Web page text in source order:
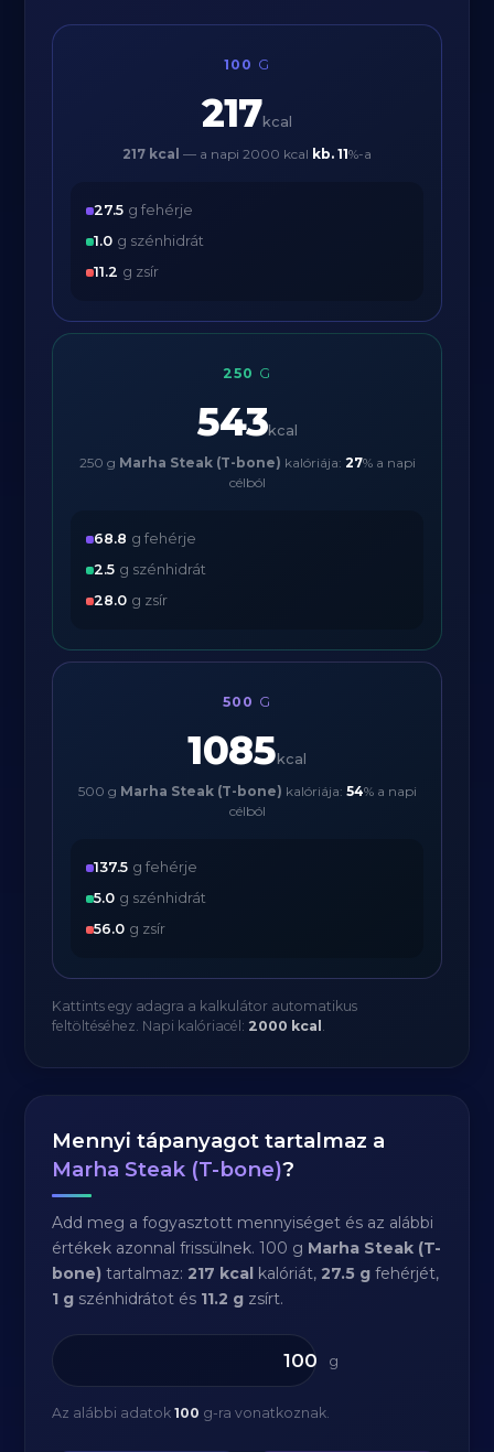
100 G
217kcal
217 kcal — a napi 2000 kcal kb. 11%-a
27.5 g fehérje
1.0 g szénhidrát
11.2 g zsír
250 G
543kcal
250 g Marha Steak (T-bone) kalóriája: 27% a napi
célból
68.8 g fehérje
2.5 g szénhidrát
28.0 g zsír
500 G
1085 kcal
500 g Marha Steak (T-bone) kalóriája: 54% a napi
célból
137.5 g fehérje
5.0 g szénhidrát
56.0 g zsír
Kattints egy adagra a kalkulátor automatikus
feltöltéséhez. Napi kalóriacél: 2000 kcal .
Mennyi tápanyagot tartalmaz a
Marha Steak (T-bone)?
Add meg a fogyasztott mennyiséget és az alábbi
értékek azonnal frissülnek. 100 g Marha Steak (T-
bone) tartalmaz:217 kcal kalóriát,27.5 g fehérjét,
1 g szénhidrátot és 11.2 g zsírt.
g
Az alábbi adatok100 g-ra vonatkoznak.